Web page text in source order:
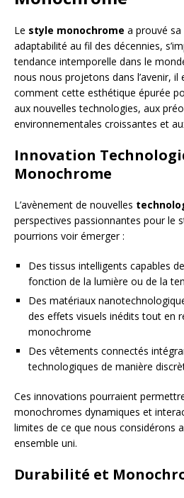
Le style monochrome a prouvé
adaptabilité au fil des décennies,
tendance intemporelle dans le
nous nous projetons dans l’avenir, il
comment cette esthétique épurée
aux nouvelles technologies, aux
environnementales croissantes et
Innovation
Monochrome
L’avènement de nouvelles
perspectives passionnantes pour le
pourrions voir émerger :
Des tissus intelligents capables
fonction de la lumière ou de la
Des matériaux
des effets visuels inédits tout en
monochrome
Des vêtements connectés
technologiques de manière
Ces innovations pourraient
monochromes dynamiques et
limites de ce que nous considérons
ensemble uni.
Durabilité et